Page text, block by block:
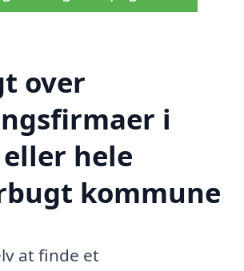
over
i
hele
kommune
at finde et